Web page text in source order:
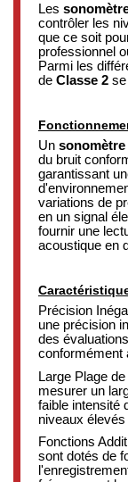
Les
contrôler les
que ce soit
professionnel
Parmi les
de Classe 2
Un sonomètre
du bruit
garantissant
variations de
en un signal
fournir une
acoustique en
Précision
une précision
des
conformément
Large Plage
mesurer un
faible intensité
niveaux
Fonctions
sont dotés de